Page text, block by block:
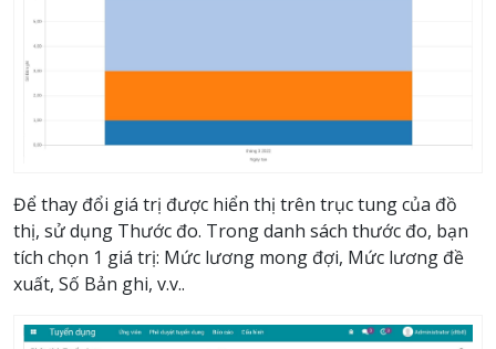
Để thay đổi giá trị được hiển thị trên trục tung của đồ
thị, sử dụng Thước đo. Trong danh sách thước đo, bạn
tích chọn 1 giá trị: Mức lương mong đợi, Mức lương đề
xuất, Số Bản ghi, v.v..